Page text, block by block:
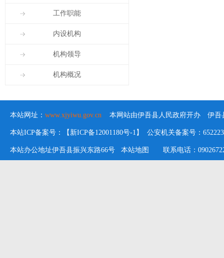
工作职能
内设机构
机构领导
机构概况
本站网址： www.xjyiwu.gov.cn 本网站由伊吾县人民政府开办 伊吾
本站ICP备案号：【新ICP备12001180号-1】 公安机关备案号：
本站办公地址伊吾县振兴东路66号 本站地图 联系电话：